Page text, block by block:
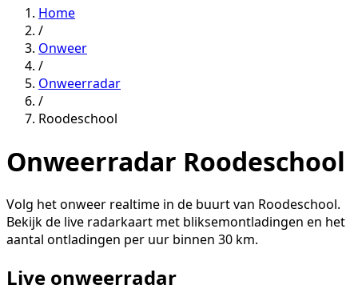
Home
/
Onweer
/
Onweerradar
/
Roodeschool
Onweerradar Roodeschool
Volg het onweer realtime in de buurt van Roodeschool.
Bekijk de live radarkaart met bliksemontladingen en het
aantal ontladingen per uur binnen 30 km.
Live onweerradar